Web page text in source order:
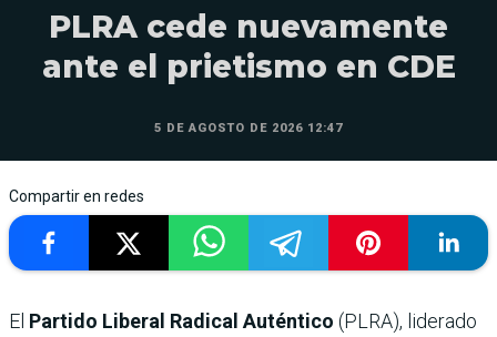
PLRA cede nuevamente
ante el prietismo en CDE
5 DE AGOSTO DE 2026 12:47
Compartir en redes
El Partido Liberal Radical Auténtico (PLRA), liderado